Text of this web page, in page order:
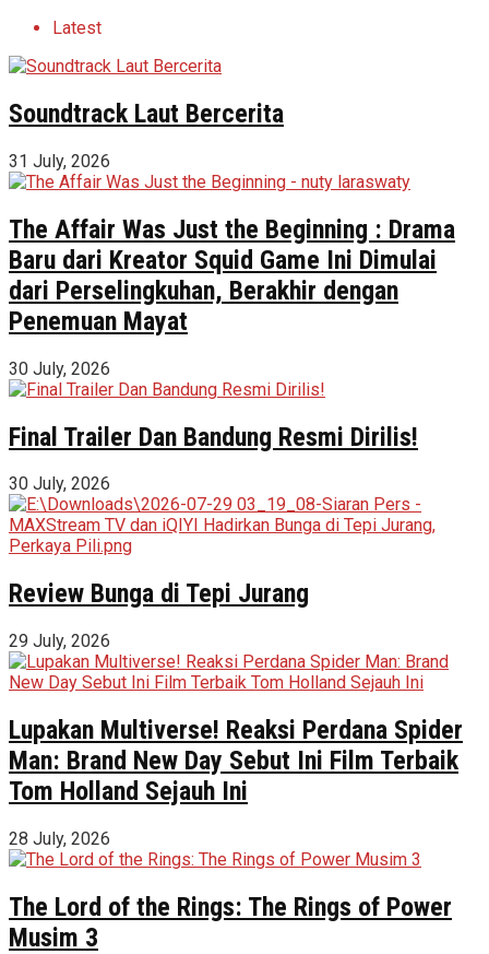
Latest
Soundtrack Laut Bercerita
31 July, 2026
The Affair Was Just the Beginning : Drama
Baru dari Kreator Squid Game Ini Dimulai
dari Perselingkuhan, Berakhir dengan
Penemuan Mayat
30 July, 2026
Final Trailer Dan Bandung Resmi Dirilis!
30 July, 2026
Review Bunga di Tepi Jurang
29 July, 2026
Lupakan Multiverse! Reaksi Perdana Spider
Man: Brand New Day Sebut Ini Film Terbaik
Tom Holland Sejauh Ini
28 July, 2026
The Lord of the Rings: The Rings of Power
Musim 3